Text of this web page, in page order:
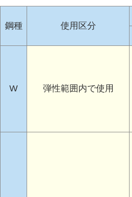
鋼種 使用区分
W 弾性範囲内で使用